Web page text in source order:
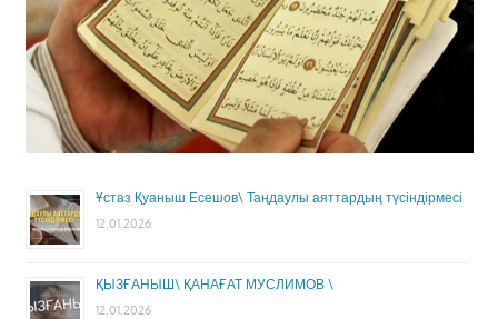
Ұстаз Қуаныш Есешов\ Таңдаулы аяттардың түсіндірмесі
12.01.2026
ҚЫЗҒАНЫШ\ ҚАНАҒАТ МУСЛИМОВ \
12.01.2026